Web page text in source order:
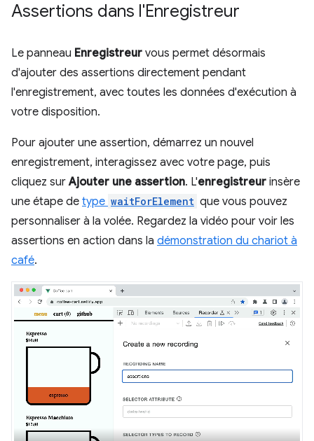
Assertions dans l'Enregistreur
Le panneau Enregistreur vous permet désormais
d'ajouter des assertions directement pendant
l'enregistrement, avec toutes les données d'exécution à
votre disposition.
Pour ajouter une assertion, démarrez un nouvel
enregistrement, interagissez avec votre page, puis
cliquez surAjouter une assertion. L'enregistreur insère
une étape de type waitForElement que vous pouvez
personnaliser à la volée. Regardez la vidéo pour voir les
assertions en action dans la démonstration du chariot à
café.